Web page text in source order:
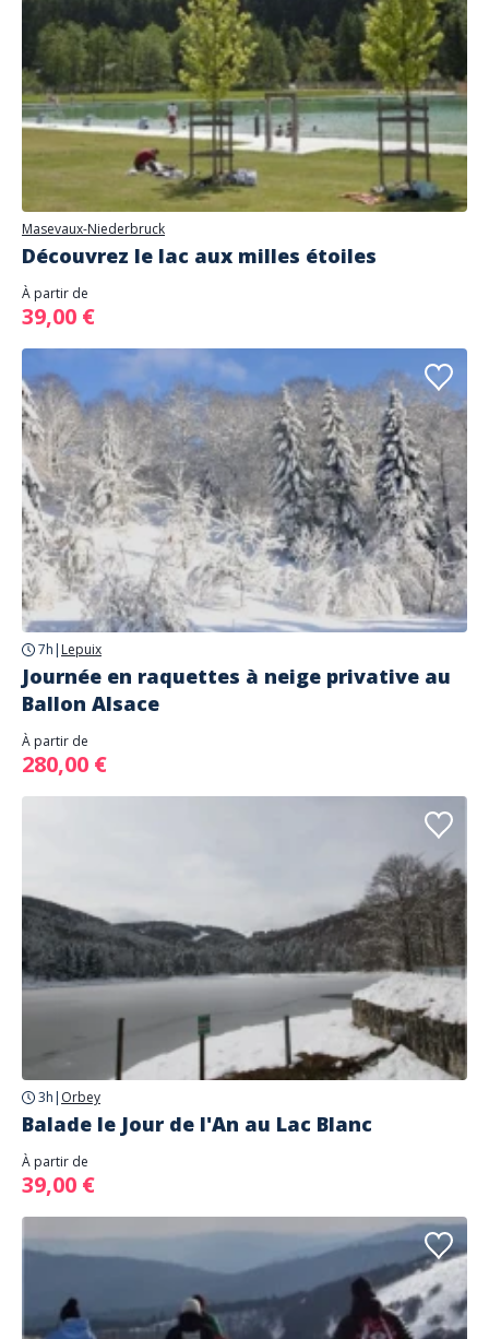
Masevaux-Niederbruck
Découvrez le lac aux milles étoiles
À partir de
39,00 €
7h | Lepuix
Journée en raquettes à neige privative au
Ballon Alsace
À partir de
280,00 €
3h | Orbey
Balade le Jour de l'An au Lac Blanc
À partir de
39,00 €